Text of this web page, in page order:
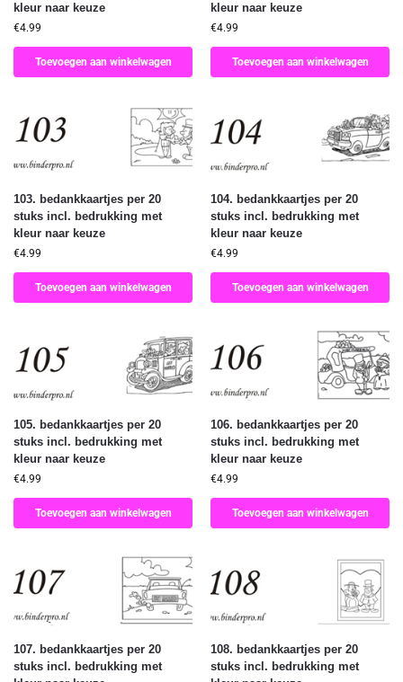
kleur naar keuze
€4.99
Toevoegen aan winkelwagen
kleur naar keuze
€4.99
Toevoegen aan winkelwagen
103. bedankkaartjes per 20
stuks incl. bedrukking met
kleur naar keuze
€4.99
Toevoegen aan winkelwagen
104. bedankkaartjes per 20
stuks incl. bedrukking met
kleur naar keuze
€4.99
Toevoegen aan winkelwagen
105. bedankkaartjes per 20
stuks incl. bedrukking met
kleur naar keuze
€4.99
Toevoegen aan winkelwagen
106. bedankkaartjes per 20
stuks incl. bedrukking met
kleur naar keuze
€4.99
Toevoegen aan winkelwagen
107. bedankkaartjes per 20
stuks incl. bedrukking met
108. bedankkaartjes per 20
stuks incl. bedrukking met